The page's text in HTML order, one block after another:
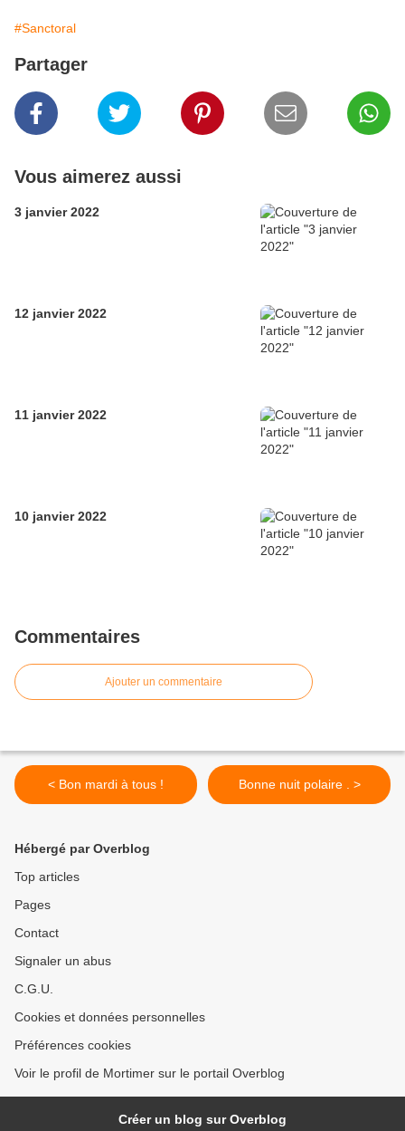
#Sanctoral
Partager
Vous aimerez aussi
3 janvier 2022
12 janvier 2022
11 janvier 2022
10 janvier 2022
Commentaires
Ajouter un commentaire
< Bon mardi à tous ! Bonne nuit polaire . >
Hébergé par Overblog
Top articles
Pages
Contact
Signaler un abus
C.G.U.
Cookies et données personnelles
Préférences cookies
Voir le profil de Mortimer sur le portail Overblog
Créer un blog sur Overblog